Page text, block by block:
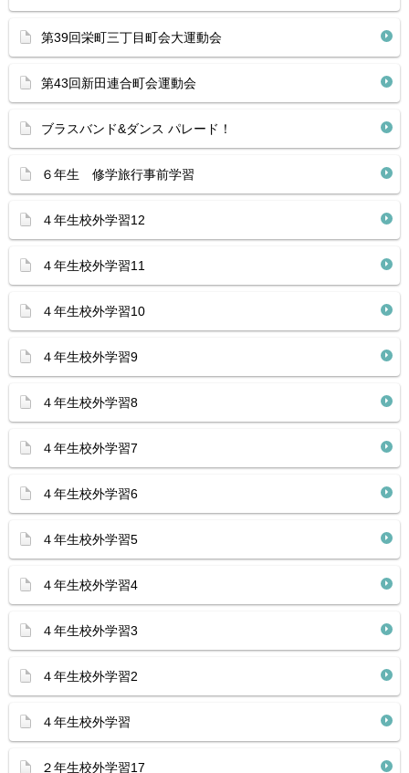
第39回栄町三丁目町会大運動会
第43回新田連合町会運動会
ブラスバンド&ダンス パレード！
６年生 修学旅行事前学習
４年生校外学習12
４年生校外学習11
４年生校外学習10
４年生校外学習9
４年生校外学習8
４年生校外学習7
４年生校外学習6
４年生校外学習5
４年生校外学習4
４年生校外学習3
４年生校外学習2
４年生校外学習
２年生校外学習17